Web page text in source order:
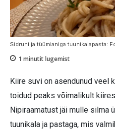
Sidruni ja tüümianiga tuunikalapasta:
1 minutit lugemist
Kiire suvi on asendunud veel
toidud peaks võimalikult
Nipiraamatust jäi mulle silma
tuunikala ja pastaga, mis